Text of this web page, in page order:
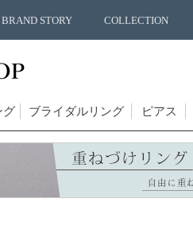
BRAND STORY COLLECTION
グ ブライダルリング ピアス